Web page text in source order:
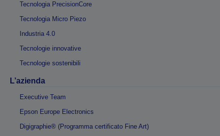
Tecnologia PrecisionCore
Tecnologia Micro Piezo
Industria 4.0
Tecnologie innovative
Tecnologie sostenibili
L’azienda
Executive Team
Epson Europe Electronics
Digigraphie® (Programma certificato Fine Art)